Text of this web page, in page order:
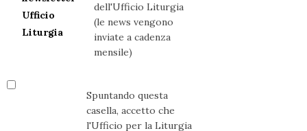
Ufficio
Liturgia
dell'Ufficio Liturgia
(le news vengono
inviate a cadenza
mensile)
Spuntando questa
casella, accetto che
l'Ufficio per la Liturgia